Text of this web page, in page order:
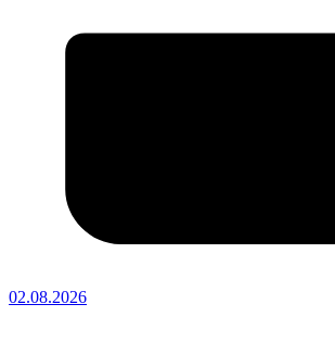
02.08.2026